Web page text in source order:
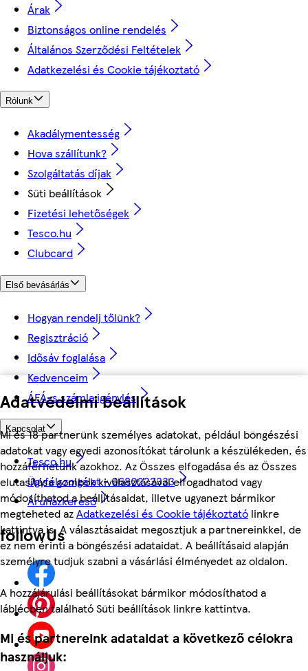
Adatvédelmi beállítások
Mi és 18 partnerünk személyes adatokat, például böngészési
adatokat vagy egyedi azonosítókat tárolunk a készülékeden, és
hozzáférhetünk azokhoz. Az Összes elfogadása és az Összes
elutasítása gombok kiválasztásával elfogadhatod vagy
módosíthatod a beállításaidat, illetve ugyanezt bármikor
megteheted azAdatkezelési és Cookie tájékoztató linkre
kattintva is. A választásaidat megosztjuk a partnereinkkel, de
ez nem érinti a böngészési adataidat. A beállításaid alapján
személyre tudjuk szabni a vásárlási élményedet az oldalon.
A hozzájárulási beállításokat bármikor módosíthatod a
láblécben található Süti beállítások linkre kattintva.
Mi és partnereink adataidat a következő célokra
használjuk:
Árak
Biztonságos online rendelés
Általános Szerződési Feltételek
Adatkezelési és Cookie tájékoztató
Rólunk
Akadálymentesség
Hova szállítunk?
Szolgáltatás díjak
Süti beállítások
Fizetési lehetőségek
Tesco.hu
Clubcard
Első bevásárlás
Hogyan rendelj tőlünk?
Regisztráció
Idősáv foglalása
Kedvenceim
ÁFÁ-s számla igénylés
Kapcsolat
Tesco.hu
Ügyfélszolgálat - 0680222333
Áruházkereső
followUs